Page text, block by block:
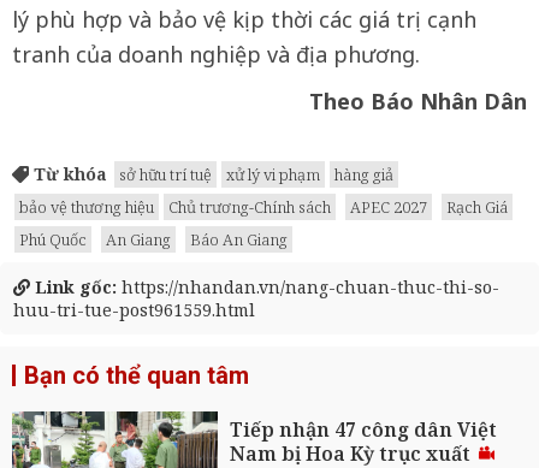
lý phù hợp và bảo vệ kịp thời các giá trị cạnh
tranh của doanh nghiệp và địa phương.
Theo Báo Nhân Dân
Từ khóa sở hữu trí tuệ xử lý vi phạm
hàng giả
bảo vệ thương hiệu
Chủ trương-Chính sách APEC 2027
Rạch Giá
Phú Quốc
An Giang Báo An Giang
Link gốc: https://nhandan.vn/nang-chuan-thuc-thi-so-
huu-tri-tue-post961559.html
Bạn có thể quan tâm
Tiếp nhận 47 công dân Việt
Nam bị Hoa Kỳ trục xuất